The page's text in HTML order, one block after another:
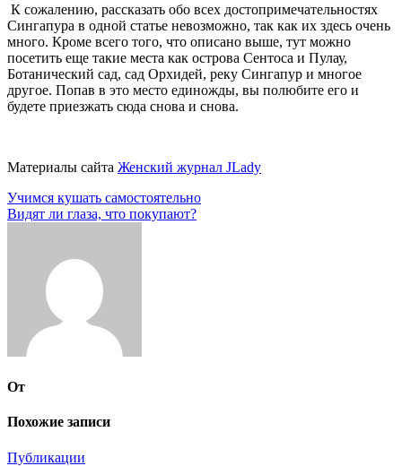
К сожалению, рассказать обо всех достопримечательностях
Сингапура в одной статье невозможно, так как их здесь очень
много. Кроме всего того, что описано выше, тут можно
посетить еще такие места как острова Сентоса и Пулау,
Ботанический сад, сад Орхидей, реку Сингапур и многое
другое. Попав в это место единожды, вы полюбите его и
будете приезжать сюда снова и снова.
Материалы сайта Женский журнал JLady
Навигация
по
Учимся кушать самостоятельно
Видят ли глаза, что покупают?
От
Похожие записи
Публикации